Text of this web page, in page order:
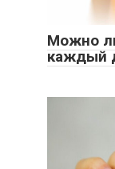
Можно
каждый